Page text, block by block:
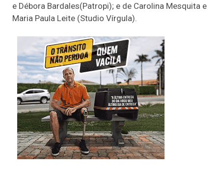
e Débora Bardales(Patropi); e de Carolina Mesquita e
Maria Paula Leite (Studio Vírgula).